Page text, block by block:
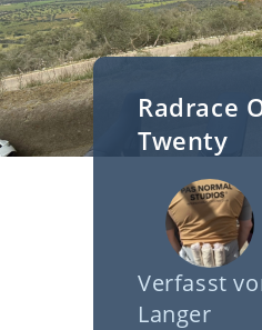
Radrace
Twenty
Verfasst
Langer